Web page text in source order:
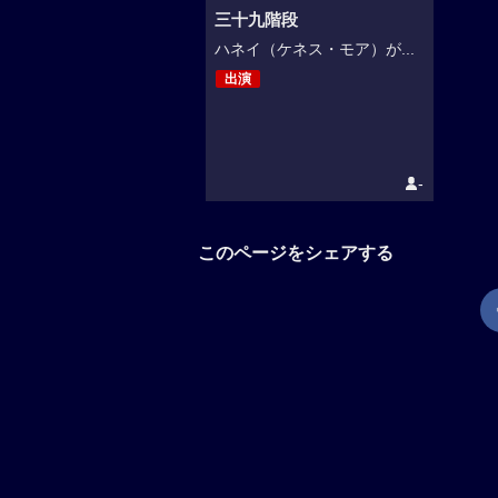
三十九階段
ハネイ（ケネス・モア）が...
出演
-
このページをシェアする